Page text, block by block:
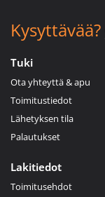
Kysyttävää?
Tuki
Ota yhteyttä & apu
Toimitustiedot
Lähetyksen tila
Palautukset
Lakitiedot
Toimitusehdot